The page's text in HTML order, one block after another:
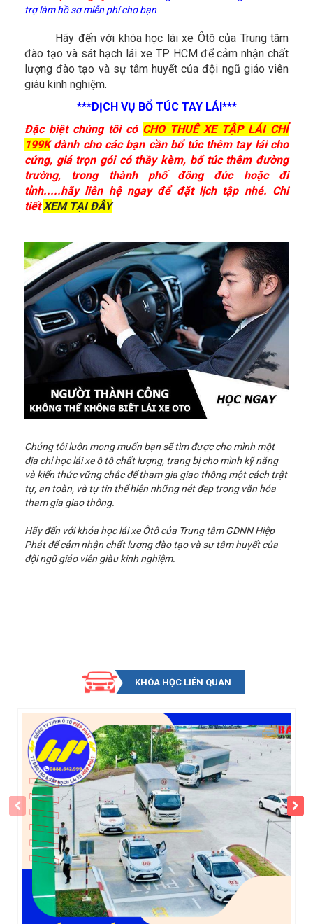
trợ làm hồ sơ miễn phí cho bạn
Hãy đến với khóa học lái xe Ôtô của Trung tâm
đào tạo và sát hạch lái xe TP HCM để cảm nhận chất
lượng đào tạo và sự tâm huyết của đội ngũ giáo viên
giàu kinh nghiệm.
***DỊCH VỤ BỔ TÚC TAY LÁI***
Đặc biệt chúng tôi có CHO THUÊ XE TẬP LÁI CHỈ
199K dành cho các bạn cần bổ túc thêm tay lái cho
cứng, giá trọn gói có thầy kèm, bổ túc thêm đường
trường, trong thành phố đông đúc hoặc đi
tỉnh.....hãy liên hệ ngay để đặt lịch tập nhé. Chi
tiếtXEM TẠI ĐÂY
Chúng tôi luôn mong muốn bạn sẽ tìm được cho mình một
địa chỉ học lái xe ô tô chất lượng, trang bị cho mình kỹ năng
và kiến thức vững chắc để tham gia giao thông một cách trật
tự, an toàn, và tự tin thể hiện những nét đẹp trong văn hóa
tham gia giao thông.
Hãy đến với khóa học lái xe Ôtô của Trung tâm GDNN Hiệp
Phát để cảm nhận chất lượng đào tạo và sự tâm huyết của
đội ngũ giáo viên giàu kinh nghiệm.
KHÓA HỌC LIÊN QUAN